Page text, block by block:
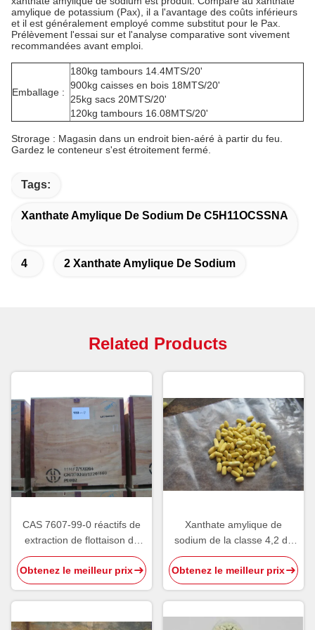
amylique de potassium (Pax), il a l'avantage des coûts inférieurs
et il est généralement employé comme substitut pour le Pax.
Prélèvement l'essai sur et l'analyse comparative sont vivement
recommandées avant emploi.
Emballage :
180kg tambours 14.4MTS/20'
900kg caisses en bois 18MTS/20'
25kg sacs 20MTS/20'
120kg tambours 16.08MTS/20'
Strorage : Magasin dans un endroit bien-aéré à partir du feu.
Gardez le conteneur s'est étroitement fermé.
Tags:
Xanthate Amylique De Sodium De C5H11OCSSNA
4 2 Xanthate Amylique De Sodium
Related Products
CAS 7607-99-0 réactifs de
extraction de flottaison de
collecteur de xanthate
amylique de sodium
Obtenez le meilleur prix
Xanthate amylique de
sodium de la classe 4,2 de
risque, O-pentyle
Dithiocarbonate de sodium
de C5H11OCSSNA
Obtenez le meilleur prix